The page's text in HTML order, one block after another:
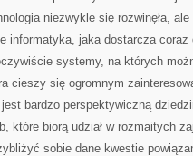
niezwykle się rozwinęła,
informatyka, jaka dostarcza coraz
systemy, na których
cieszy się ogromnym
bardzo perspektywiczną
które biorą udział w rozmaitych
sobie dane kwestie